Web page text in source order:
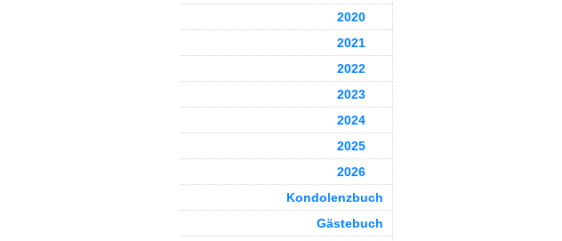
2020
2021
2022
2023
2024
2025
2026
Kondolenzbuch
Gästebuch